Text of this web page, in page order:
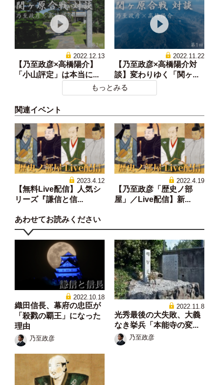
2022.12.13
【乃至政彦×高橋陽介】
「小山評定」は本当に...
2022.11.22
【乃至政彦×高橋陽介対
談】変わりゆく「関ヶ...
もっとみる
関連イベント
2023.4.12
【無料Live配信】人気シ
リーズ『謙信と信...
2022.4.19
【乃至政彦「歴史ノ部
屋」／Live配信】新...
あわせてお読みください
2022.10.18
織田信長、幕府の忠臣が
「殺戮の覇王」になった
理由
乃至政彦
2022.11.8
光秀最後の大失敗、大義
なき挙兵「本能寺の変...
乃至政彦